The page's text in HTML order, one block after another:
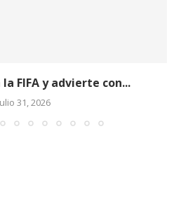
la FIFA y advierte con...
31, 2026